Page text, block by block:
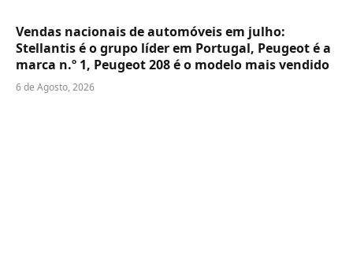
Vendas nacionais de automóveis em julho:
Stellantis é o grupo líder em Portugal, Peugeot é a
marca n.º 1, Peugeot 208 é o modelo mais vendido
6 de Agosto, 2026